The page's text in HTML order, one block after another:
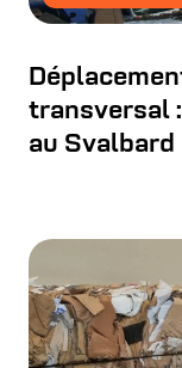
transversal
au Svalbard